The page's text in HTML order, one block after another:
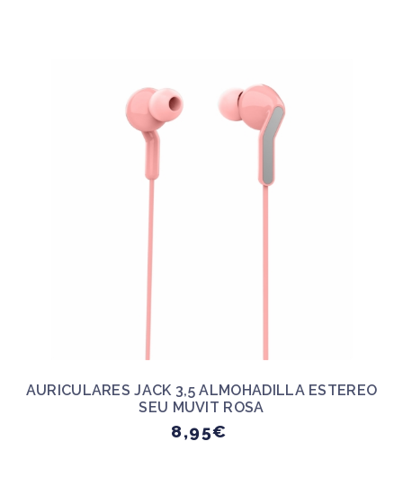
AURICULARES JACK 3,5 ALMOHADILLA ESTEREO
SEU MUVIT ROSA
8,95€